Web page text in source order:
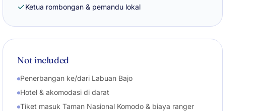
Ketua rombongan & pemandu lokal
Not included
Penerbangan ke/dari Labuan Bajo
Hotel & akomodasi di darat
Tiket masuk Taman Nasional Komodo & biaya ranger